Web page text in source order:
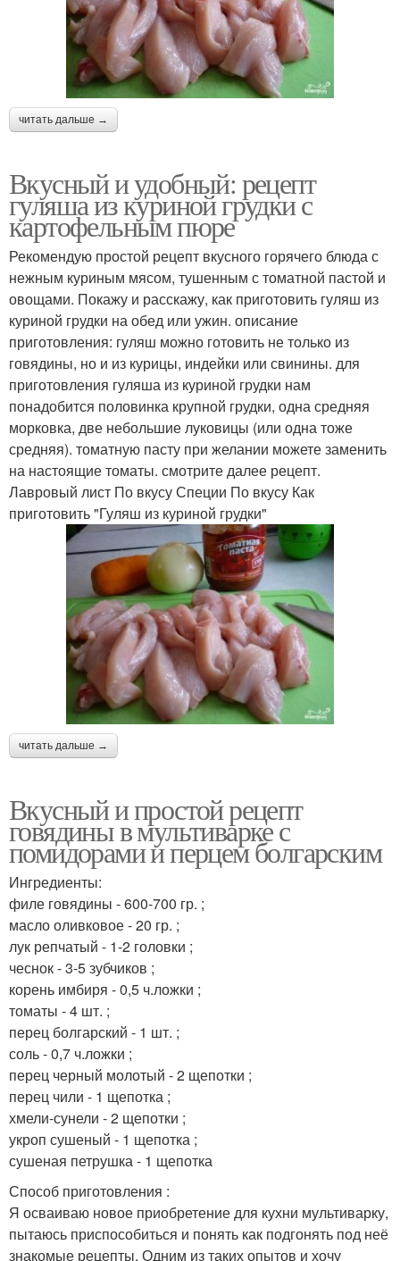
читать дальше →
Вкусный и удобный: рецепт
гуляша из куриной грудки с
картофельным пюре
Рекомендую простой рецепт вкусного горячего блюда с
нежным куриным мясом, тушенным с томатной пастой и
овощами. Покажу и расскажу, как приготовить гуляш из
куриной грудки на обед или ужин. описание
приготовления: гуляш можно готовить не только из
говядины, но и из курицы, индейки или свинины. для
приготовления гуляша из куриной грудки нам
понадобится половинка крупной грудки, одна средняя
морковка, две небольшие луковицы (или одна тоже
средняя). томатную пасту при желании можете заменить
на настоящие томаты. смотрите далее рецепт.
Лавровый лист По вкусу Специи По вкусу Как
приготовить "Гуляш из куриной грудки"
читать дальше →
Вкусный и простой рецепт
говядины в мультиварке с
помидорами и перцем болгарским
Ингредиенты:
филе говядины - 600-700 гр. ;
масло оливковое - 20 гр. ;
лук репчатый - 1-2 головки ;
чеснок - 3-5 зубчиков ;
корень имбиря - 0,5 ч.ложки ;
томаты - 4 шт. ;
перец болгарский - 1 шт. ;
соль - 0,7 ч.ложки ;
перец черный молотый - 2 щепотки ;
перец чили - 1 щепотка ;
хмели-сунели - 2 щепотки ;
укроп сушеный - 1 щепотка ;
сушеная петрушка - 1 щепотка
Способ приготовления :
Я осваиваю новое приобретение для кухни мультиварку,
пытаюсь приспособиться и понять как подгонять под неё
знакомые рецепты. Одним из таких опытов и хочу